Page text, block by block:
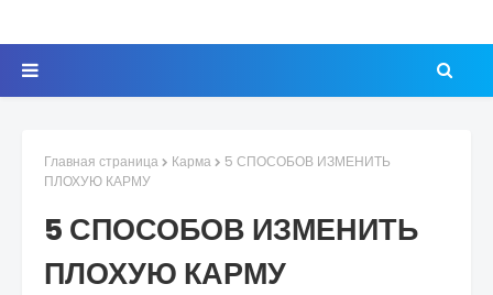
Главная страница Карма
5 СПОСОБОВ ИЗМЕНИТЬ
ПЛОХУЮ КАРМУ
5 СПОСОБОВ ИЗМЕНИТЬ
ПЛОХУЮ КАРМУ